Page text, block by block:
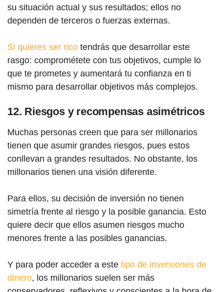
su situación actual y sus resultados; ellos no
dependen de terceros o fuerzas externas.
Si quieres ser rico tendrás que desarrollar este
rasgo: comprométete con tus objetivos, cumple lo
que te prometes y aumentará tu confianza en ti
mismo para desarrollar objetivos más complejos.
12. Riesgos y recompensas asimétricos
Muchas personas creen que para ser millonarios
tienen que asumir grandes riesgos, pues estos
conllevan a grandes resultados. No obstante, los
millonarios tienen una visión diferente.
Para ellos, su decisión de inversión no tienen
simetría frente al riesgo y la posible ganancia. Esto
quiere decir que ellos asumen riesgos mucho
menores frente a las posibles ganancias.
Y para poder acceder a este tipo de inversiones de
dinero, los millonarios suelen ser más